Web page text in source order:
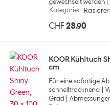
gewechselt werden
Kategorie:
CHF 28.90
KOOR Kühltuch
cm
Für eine sofortige
schnelltrocknend
Grad